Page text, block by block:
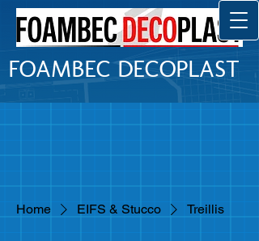
FOAMBEC DECOPLAST
Home EIFS & Stucco Treillis